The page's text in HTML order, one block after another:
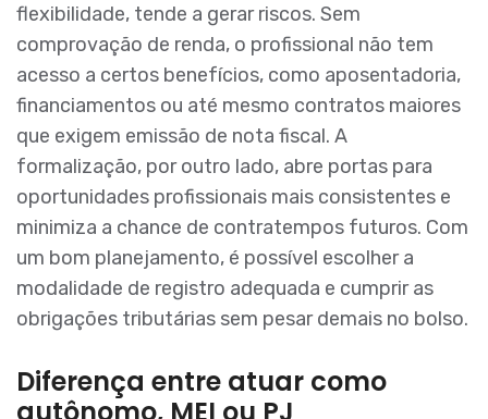
flexibilidade, tende a gerar riscos. Sem
comprovação de renda, o profissional não tem
acesso a certos benefícios, como aposentadoria,
financiamentos ou até mesmo contratos maiores
que exigem emissão de nota fiscal. A
formalização, por outro lado, abre portas para
oportunidades profissionais mais consistentes e
minimiza a chance de contratempos futuros. Com
um bom planejamento, é possível escolher a
modalidade de registro adequada e cumprir as
obrigações tributárias sem pesar demais no bolso.
Diferença entre atuar como